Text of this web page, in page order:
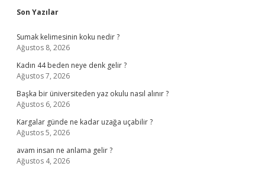
Sidebar
Son Yazılar
Sumak kelimesinin koku nedir ?
Ağustos 8, 2026
Kadın 44 beden neye denk gelir ?
Ağustos 7, 2026
Başka bir üniversiteden yaz okulu nasıl alınır ?
Ağustos 6, 2026
Kargalar günde ne kadar uzağa uçabilir ?
Ağustos 5, 2026
avam insan ne anlama gelir ?
Ağustos 4, 2026